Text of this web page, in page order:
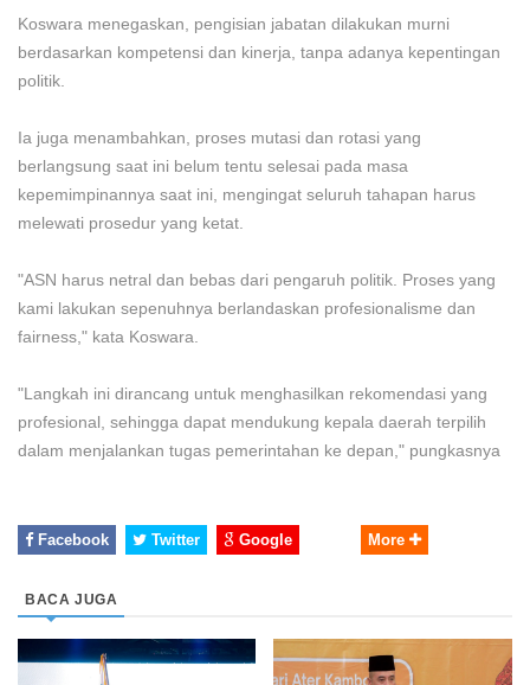
Koswara menegaskan, pengisian jabatan dilakukan murni
berdasarkan kompetensi dan kinerja, tanpa adanya kepentingan
politik.
Ia juga menambahkan, proses mutasi dan rotasi yang
berlangsung saat ini belum tentu selesai pada masa
kepemimpinannya saat ini, mengingat seluruh tahapan harus
melewati prosedur yang ketat.
"ASN harus netral dan bebas dari pengaruh politik. Proses yang
kami lakukan sepenuhnya berlandaskan profesionalisme dan
fairness," kata Koswara.
"Langkah ini dirancang untuk menghasilkan rekomendasi yang
profesional, sehingga dapat mendukung kepala daerah terpilih
dalam menjalankan tugas pemerintahan ke depan," pungkasnya
Facebook Twitter Google More
BACA JUGA